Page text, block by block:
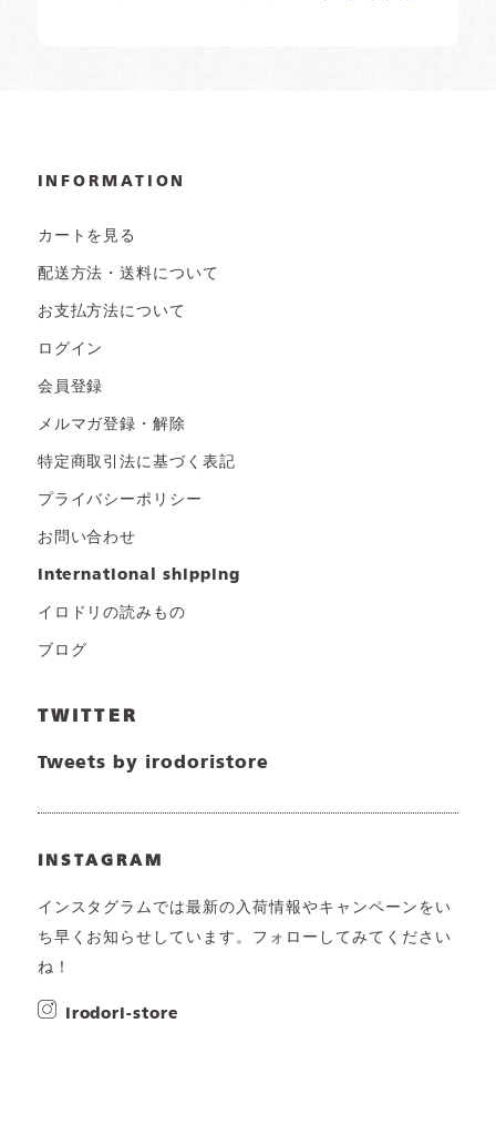
INFORMATION
カートを見る
配送方法・送料について
お支払方法について
ログイン
会員登録
メルマガ登録・解除
特定商取引法に基づく表記
プライバシーポリシー
お問い合わせ
international shipping
イロドリの読みもの
ブログ
TWITTER
Tweets by irodoristore
INSTAGRAM
インスタグラムでは最新の入荷情報やキャンペーンをい
ち早くお知らせしています。フォローしてみてください
ね！
irodori-store